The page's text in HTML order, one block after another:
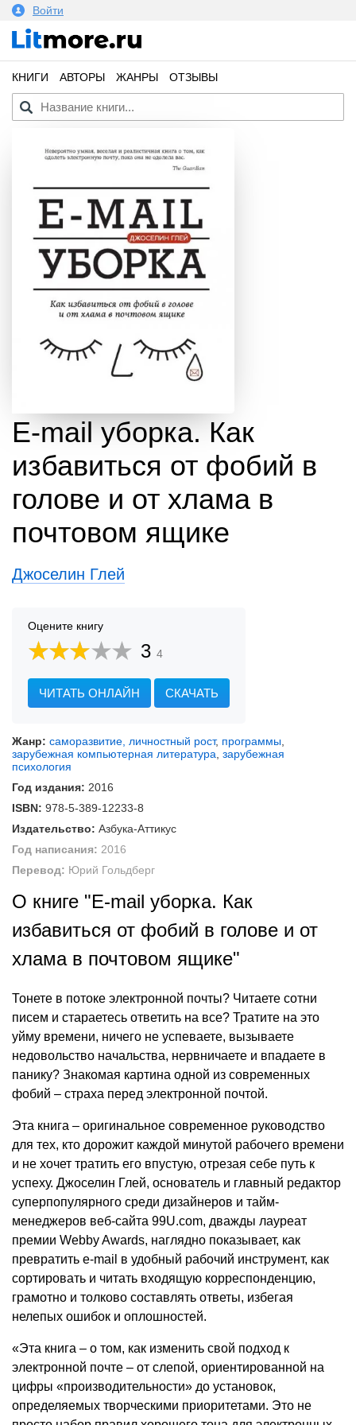
Войти
КНИГИ АВТОРЫ ЖАНРЫ ОТЗЫВЫ
E-mail уборка. Как
избавиться от фобий в
голове и от хлама в
почтовом ящике
Джоселин Глей
Оцените книгу
3 4
ЧИТАТЬ ОНЛАЙН СКАЧАТЬ
Жанр: саморазвитие, личностный рост, программы
зарубежная компьютерная литература зарубежная
психология
Год издания: 2016
ISBN: 978-5-389-12233-8
Издательство: Азбука-Аттикус
Год написания: 2016
Перевод: Юрий Гольдберг
О книге "E-mail уборка. Как
избавиться от фобий в голове и от
хлама в почтовом ящике"
Тонете в потоке электронной почты? Читаете сотни
писем и стараетесь ответить на все? Тратите на это
уйму времени, ничего не успеваете, вызываете
недовольство начальства, нервничаете и впадаете в
панику? Знакомая картина одной из современных
фобий – страха перед электронной почтой.
Эта книга – оригинальное современное руководство
для тех, кто дорожит каждой минутой рабочего времени
и не хочет тратить его впустую, отрезая себе путь к
успеху. Джоселин Глей, основатель и главный редактор
суперпопулярного среди дизайнеров и тайм-
менеджеров веб-сайта 99U.com, дважды лауреат
премии Webby Awards, наглядно показывает, как
превратить e-mail в удобный рабочий инструмент, как
сортировать и читать входящую корреспонденцию,
грамотно и толково составлять ответы, избегая
нелепых ошибок и оплошностей.
«Эта книга – о том, как изменить свой подход к
электронной почте – от слепой, ориентированной на
цифры «производительности» до установок,
определяемых творческими приоритетами. Это не